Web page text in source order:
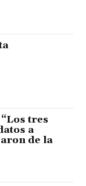
tres
a
de la